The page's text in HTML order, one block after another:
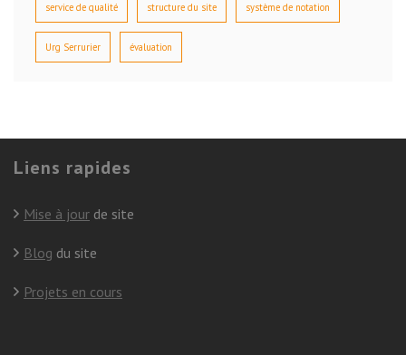
service de qualité structure du site système de notation
Urg Serrurier évaluation
Liens rapides
Mise à jour de site
Blog du site
Projets en cours